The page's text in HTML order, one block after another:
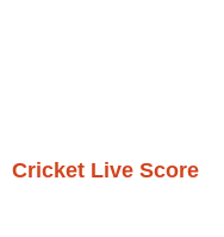
Cricket Live Score